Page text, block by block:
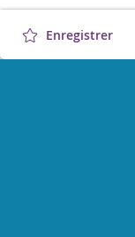
Enregistrer